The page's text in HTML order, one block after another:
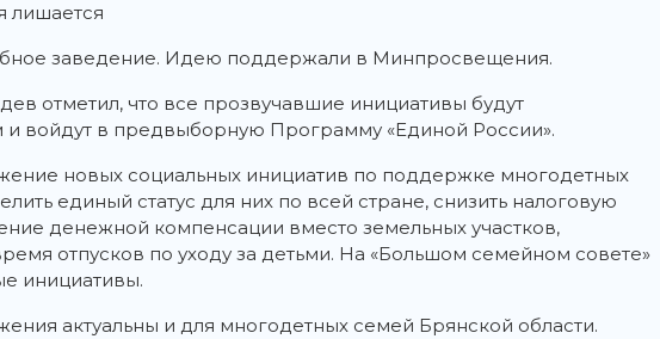
лишается
заведение. Идею поддержали в Минпросвещения.
отметил, что все прозвучавшие инициативы будут
и войдут в предвыборную Программу «Единой России».
новых социальных инициатив по поддержке многодетных
единый статус для них по всей стране, снизить налоговую
денежной компенсации вместо земельных участков,
отпусков по уходу за детьми. На «Большом семейном совете»
инициативы.
актуальны и для многодетных семей Брянской области.